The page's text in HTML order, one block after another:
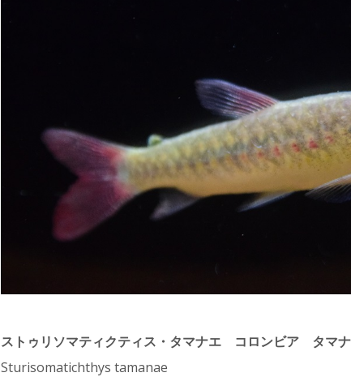
ストゥリソマティクティス・タマナエ コロンビア タ
Sturisomatichthys tamanae